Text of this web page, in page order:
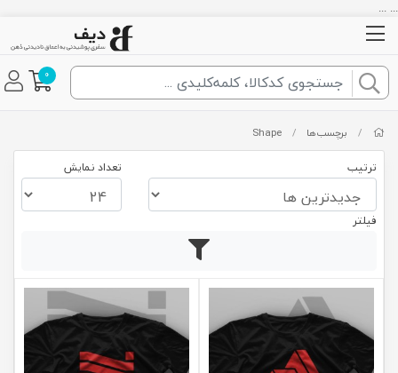
... ...
0
/ برچسب‌ها /
Shape
ترتیب تعداد نمایش
فیلتر